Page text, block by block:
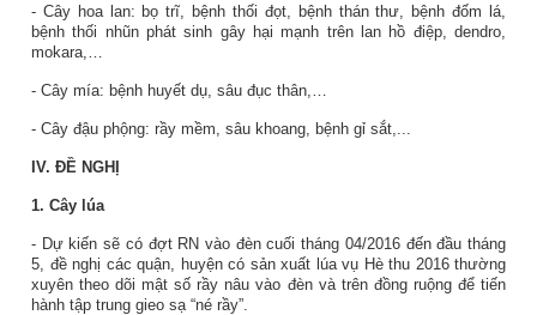
- Cây hoa lan: bọ trĩ, bệnh thối đọt, bệnh thán thư, bệnh đốm lá,
bệnh thối nhũn phát sinh gây hại mạnh trên lan hồ điệp, dendro,
mokara,…
- Cây mía: bệnh huyết dụ, sâu đục thân,…
- Cây đậu phộng: rầy mềm, sâu khoang, bệnh gỉ sắt,...
IV. ĐỀ NGHỊ
1. Cây lúa
- Dự kiến sẽ có đợt RN vào đèn cuối tháng 04/2016 đến đầu tháng
5, đề nghị các quận, huyện có sản xuất lúa vụ Hè thu 2016 thường
xuyên theo dõi mật số rầy nâu vào đèn và trên đồng ruộng để tiến
hành tập trung gieo sạ “né rầy”.